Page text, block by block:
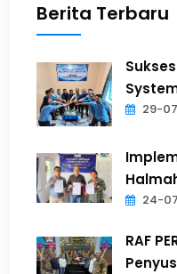
Berita Terbaru
29-
24-
RAF